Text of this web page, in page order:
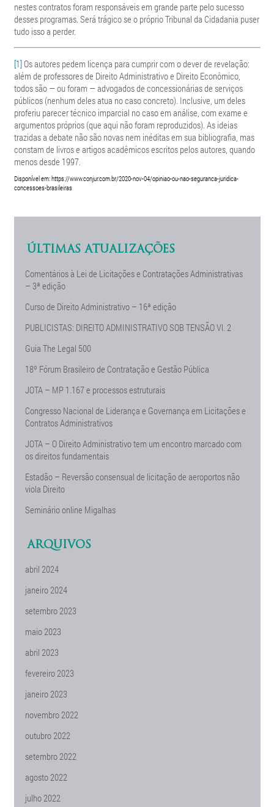
nestes contratos foram responsáveis em grande parte pelo sucesso
desses programas. Será trágico se o próprio Tribunal da Cidadania puser
tudo isso a perder.
[1]Os autores pedem licença para cumprir com o dever de revelação:
além de professores de Direito Administrativo e Direito Econômico,
todos são — ou foram — advogados de concessionárias de serviços
públicos (nenhum deles atua no caso concreto). Inclusive, um deles
proferiu parecer técnico imparcial no caso em análise, com exame e
argumentos próprios (que aqui não foram reproduzidos). As ideias
trazidas a debate não são novas nem inéditas em sua bibliografia, mas
constam de livros e artigos acadêmicos escritos pelos autores, quando
menos desde 1997.
Disponível em: https://www.conjur.com.br/2020-nov-04/opiniao-ou-nao-seguranca-juridica-
concessoes-brasileiras
ÚLTIMAS ATUALIZAÇÕES
Comentários à Lei de Licitações e Contratações Administrativas
– 3ª edição
Curso de Direito Administrativo – 16ª edição
PUBLICISTAS: DIREITO ADMINISTRATIVO SOB TENSÃO Vl. 2
Guia The Legal 500
18º Fórum Brasileiro de Contratação e Gestão Pública
JOTA – MP 1.167 e processos estruturais
Congresso Nacional de Liderança e Governança em Licitações e
Contratos Administrativos
JOTA – O Direito Administrativo tem um encontro marcado com
os direitos fundamentais
Estadão – Reversão consensual de licitação de aeroportos não
viola Direito
Seminário online Migalhas
ARQUIVOS
abril 2024
janeiro 2024
setembro 2023
maio 2023
abril 2023
fevereiro 2023
janeiro 2023
novembro 2022
outubro 2022
setembro 2022
agosto 2022
julho 2022